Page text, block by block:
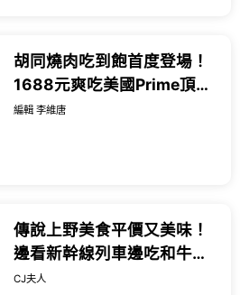
胡同燒肉吃到飽首度登場！
1688元爽吃美國Prime頂級
牛肉，七夕浪漫雙人餐999
編輯 李維唐
傳說上野美食平價又美味！
邊看新幹線列車邊吃和牛燒
肉，一份千日圓出頭就能吃
CJ夫人